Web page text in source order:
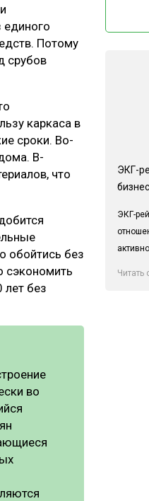
единого
Потому
срубов
каркаса в
сроки. Во-
В-
что
обойтись без
сэкономить
без
во
ЭКГ-
ЭКГ-
Читать